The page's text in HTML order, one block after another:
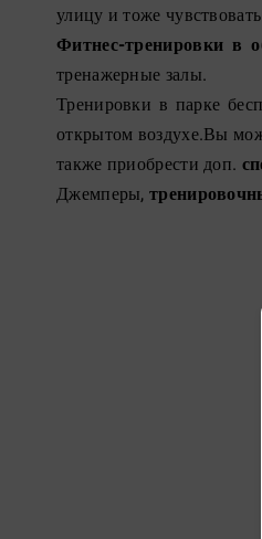
улицу и тоже
Фитнес-тренировки в
тренажерные залы.
Тренировки в парке
открытом воздухе.Вы
также приобрести доп.
Джемперы,